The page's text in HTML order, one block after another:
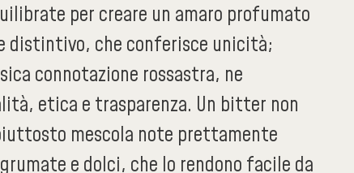
per creare un amaro profumato
distintivo, che conferisce unicità;
connotazione rossastra, ne
etica e trasparenza. Un bitter non
mescola note prettamente
e dolci, che lo rendono facile da